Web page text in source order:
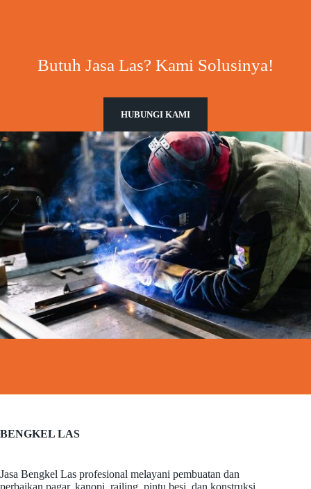
Butuh Jasa Las? Kami Solusinya!
HUBUNGI KAMI
BENGKEL LAS
Jasa Bengkel Las profesional melayani pembuatan dan